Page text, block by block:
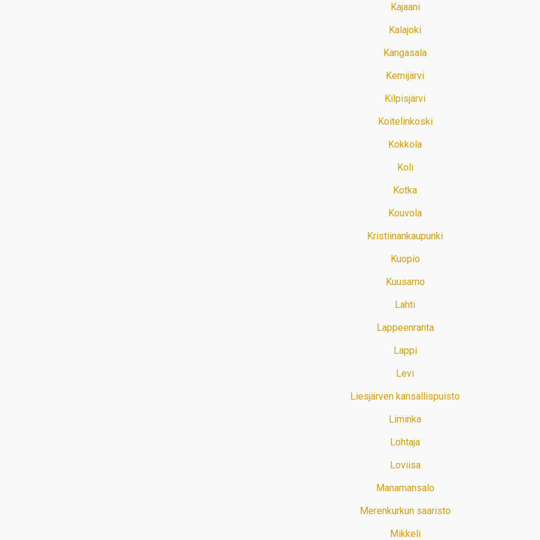
Kajaani
Kalajoki
Kangasala
Kemijärvi
Kilpisjärvi
Koitelinkoski
Kokkola
Koli
Kotka
Kouvola
Kristiinankaupunki
Kuopio
Kuusamo
Lahti
Lappeenranta
Lappi
Levi
Liesjärven kansallispuisto
Liminka
Lohtaja
Loviisa
Manamansalo
Merenkurkun saaristo
Mikkeli